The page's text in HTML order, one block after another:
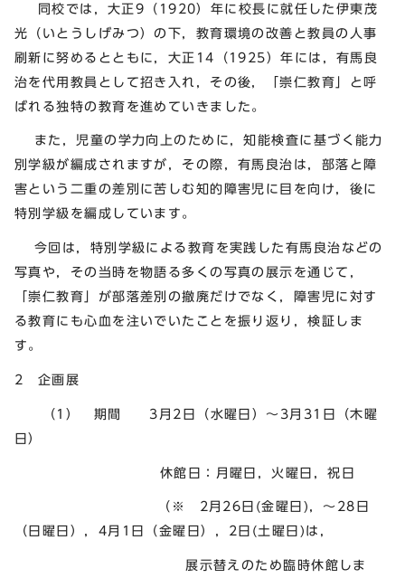
同校では，大正9（1920）年に校長に就任した伊東茂
光（いとうしげみつ）の下，教育環境の改善と教員の人事
刷新に努めるとともに，大正14（1925）年には，有馬良
治を代用教員として招き入れ，その後，「崇仁教育」と呼
ばれる独特の教育を進めていきました。
また，児童の学力向上のために，知能検査に基づく能力
別学級が編成されますが，その際，有馬良治は，部落と障
害という二重の差別に苦しむ知的障害児に目を向け，後に
特別学級を編成しています。
今回は，特別学級による教育を実践した有馬良治などの
写真や，その当時を物語る多くの写真の展示を通じて，
「崇仁教育」が部落差別の撤廃だけでなく，障害児に対す
る教育にも心血を注いでいたことを振り返り，検証しま
す。
2 企画展
（1） 期間 3月2日（水曜日）～3月31日（木曜
日）
休館日：月曜日，火曜日，祝日
（※ 2月26日(金曜日)，～28日
（日曜日），4月1日（金曜日），2日(土曜日)は,
展示替えのため臨時休館しま